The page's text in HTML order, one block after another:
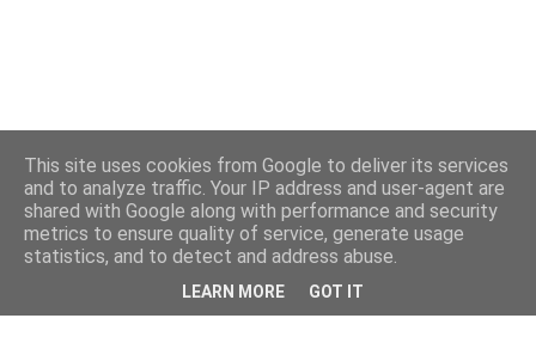
This site uses cookies from Google to deliver its services
and to analyze traffic. Your IP address and user-agent are
shared with Google along with performance and security
metrics to ensure quality of service, generate usage
statistics, and to detect and address abuse.
LEARN MORE GOT IT